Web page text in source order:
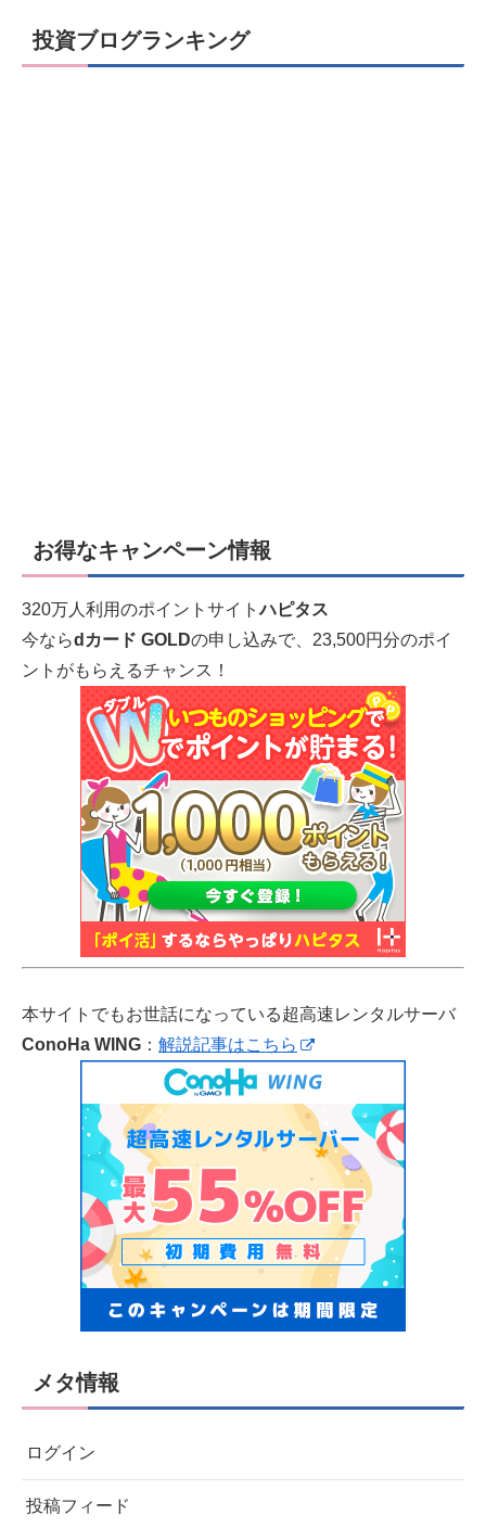
投資ブログランキング
お得なキャンペーン情報
320万人利用のポイントサイトハピタス
今ならdカード GOLDの申し込みで、23,500円分のポイ
ントがもらえるチャンス！
本サイトでもお世話になっている超高速レンタルサーバ
ConoHa WING ： 解説記事はこちら
メタ情報
ログイン
投稿フィード